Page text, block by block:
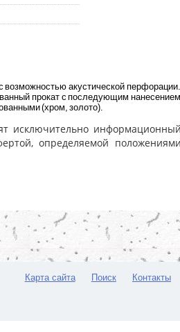
возможностью акустической перфорации.
прокат с последующим нанесением
(хром, золото).
исключительно информационный
определяемой положениями
Карта сайта Поиск Контакты